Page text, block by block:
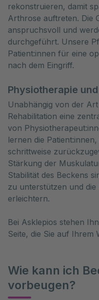
rekonstruieren, damit
Arthrose auftreten. Die
anspruchsvoll und
durchgeführt. Unsere
Patient:innen für eine
nach dem Eingriff.
Physiotherapie
Unabhängig von der
Rehabilitation eine
von
lernen die
schrittweise
Stärkung der
Stabilität des Beckens
zu unterstützen und
erleichtern.
Bei Asklepios stehen
Seite, die Sie auf Ihrem
Wie kann ich
vorbeugen?